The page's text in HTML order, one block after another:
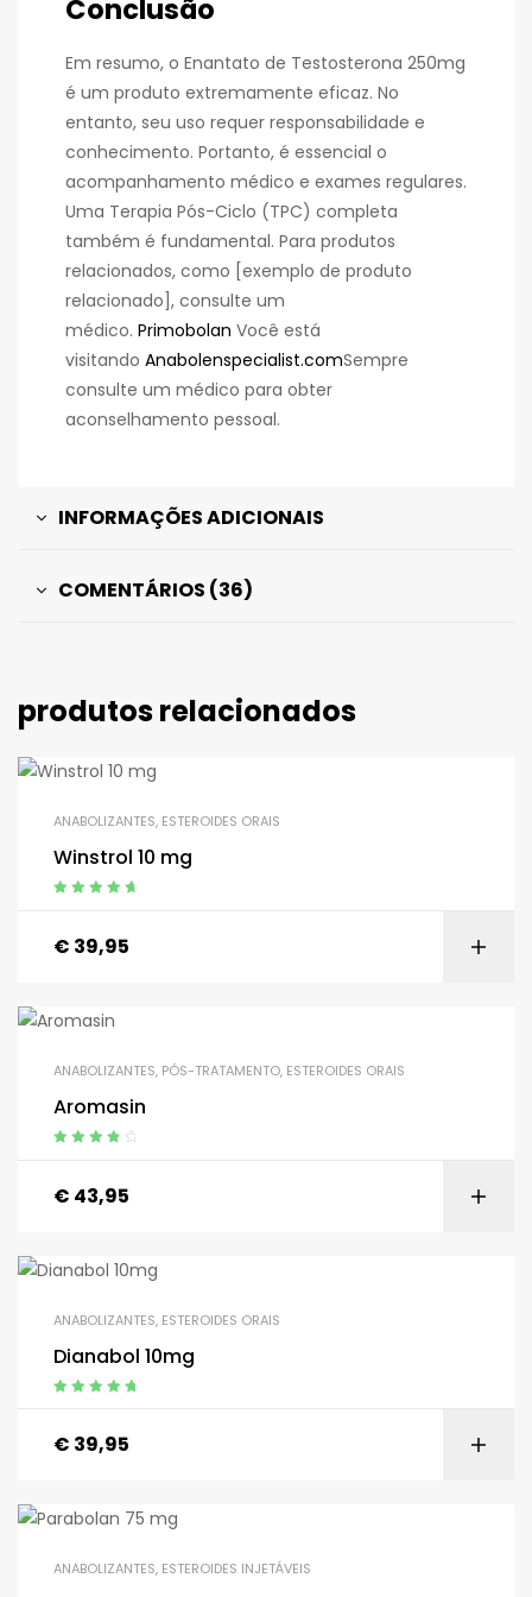
Conclusão
Em resumo, o Enantato de Testosterona 250mg
é um produto extremamente eficaz. No
entanto, seu uso requer responsabilidade e
conhecimento. Portanto, é essencial o
acompanhamento médico e exames regulares.
Uma Terapia Pós-Ciclo (TPC) completa
também é fundamental. Para produtos
relacionados, como [exemplo de produto
relacionado], consulte um
médico. Primobolan Você está
visitando Anabolenspecialist.comSempre
consulte um médico para obter
aconselhamento pessoal.
INFORMAÇÕES ADICIONAIS
COMENTÁRIOS (36)
produtos relacionados
ANABOLIZANTES, ESTEROIDES ORAIS
Winstrol 10 mg
€ 39,95
ANABOLIZANTES, PÓS-TRATAMENTO, ESTEROIDES ORAIS
Aromasin
€ 43,95
ANABOLIZANTES, ESTEROIDES ORAIS
Dianabol 10mg
€ 39,95
ANABOLIZANTES, ESTEROIDES INJETÁVEIS